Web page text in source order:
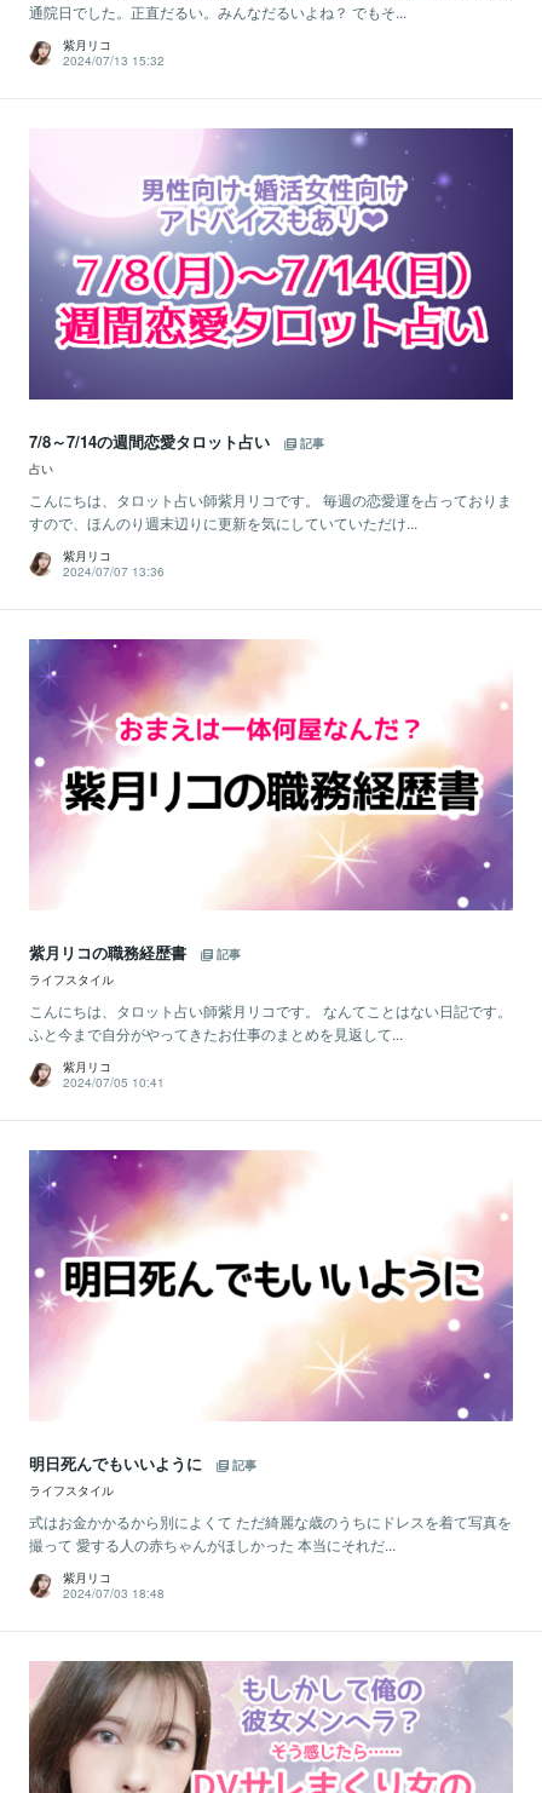
通院日でした。正直だるい。みんなだるいよね？ でもそ...
紫月リコ
2024/07/13 15:32
7/8～7/14の週間恋愛タロット占い
記事
占い
こんにちは、タロット占い師紫月リコです。 毎週の恋愛運を占っておりま
すので、ほんのり週末辺りに更新を気にしていていただけ...
紫月リコ
2024/07/07 13:36
紫月リコの職務経歴書
記事
ライフスタイル
こんにちは、タロット占い師紫月リコです。 なんてことはない日記です。
ふと今まで自分がやってきたお仕事のまとめを見返して...
紫月リコ
2024/07/05 10:41
明日死んでもいいように
記事
ライフスタイル
式はお金かかるから別によくて ただ綺麗な歳のうちにドレスを着て写真を
撮って 愛する人の赤ちゃんがほしかった 本当にそれだ...
紫月リコ
2024/07/03 18:48